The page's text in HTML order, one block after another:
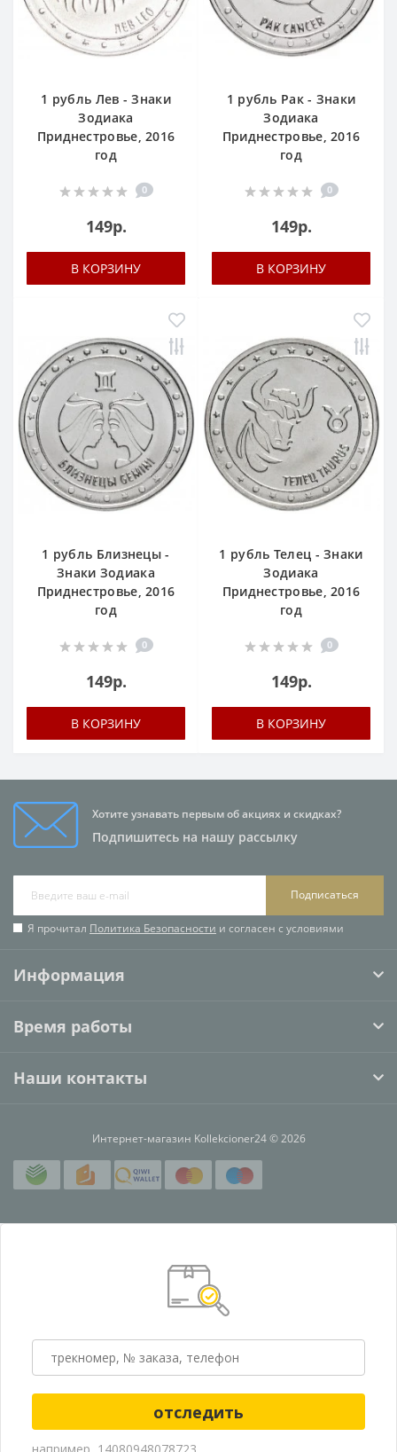
1 рубль Лев - Знаки
Зодиака
Приднестровье, 2016
год
0
149р.
В КОРЗИНУ
1 рубль Рак - Знаки
Зодиака
Приднестровье, 2016
год
0
149р.
В КОРЗИНУ
1 рубль Близнецы -
Знаки Зодиака
Приднестровье, 2016
год
0
149р.
В КОРЗИНУ
1 рубль Телец - Знаки
Зодиака
Приднестровье, 2016
год
0
149р.
В КОРЗИНУ
Хотите узнавать первым об акциях и скидках?
Подпишитесь на нашу рассылку
Подписаться
Я прочитал Политика Безопасности и согласен с условиями
Информация
Время работы
Наши контакты
Интернет-магазин Kollekcioner24 © 2026